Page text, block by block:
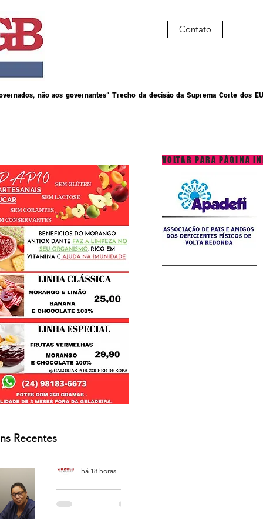
não aos governantes” Trecho da decisão da Suprema Corte dos
Contato
VOLTAR PARA PÁGINA
Recentes
PODCAST
'CAFÉ
há 18 horas